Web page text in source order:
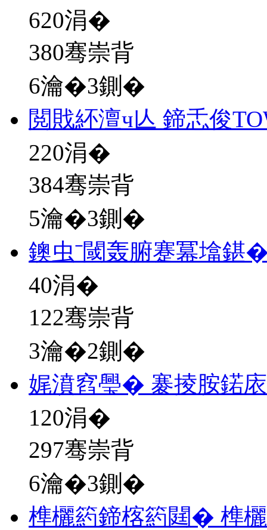
620涓�
380骞崇背
6瀹�3鍘�
閲戝紑澶ч亾 鍗忎俊
220涓�
384骞崇背
5瀹�3鍘�
鐭虫ˉ閾轰腑蹇冪墖鍖
40涓�
122骞崇背
3瀹�2鍘�
娓濆窞璺� 褰掕胺鍩
120涓�
297骞崇背
6瀹�3鍘�
榫欐箹鍗楁箹閮� 榫